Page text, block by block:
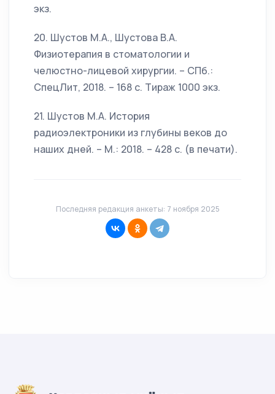
экз.
20. Шустов М.А., Шустова В.А.
Физиотерапия в стоматологии и
челюстно-лицевой хирургии. – СПб.:
СпецЛит, 2018. – 168 с. Тираж 1000 экз.
21. Шустов М.А. История
радиоэлектроники из глубины веков до
наших дней. – М.: 2018. – 428 с. (в печати).
Последняя редакция анкеты: 7 ноября 2025